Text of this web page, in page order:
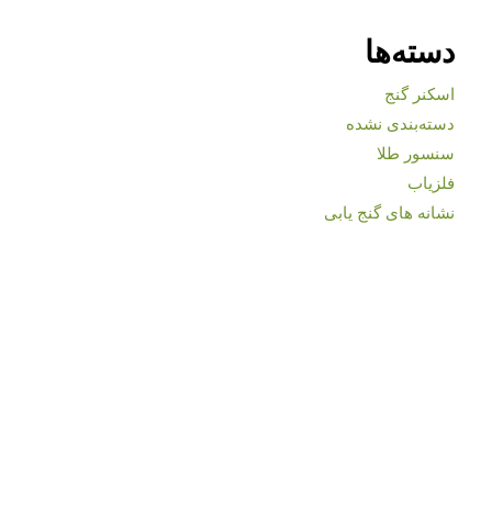
دسته‌ها
اسکنر گنج
دسته‌بندی نشده
سنسور طلا
فلزیاب
نشانه های گنج یابی